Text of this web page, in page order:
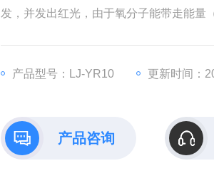
发，并发出红光，由于氧分子能带走能量
产品型号：LJ-YR10 更新时间：
产品咨询